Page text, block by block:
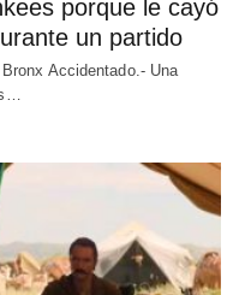
porque le cayó
un partido
Accidentado.- Una